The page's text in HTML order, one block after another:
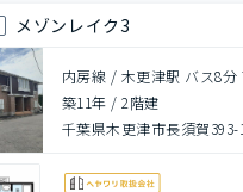
メゾンレイク3
内房線 / 木更津駅 バス8分
築11年 /2階建
千葉県木更津市長須賀393-1